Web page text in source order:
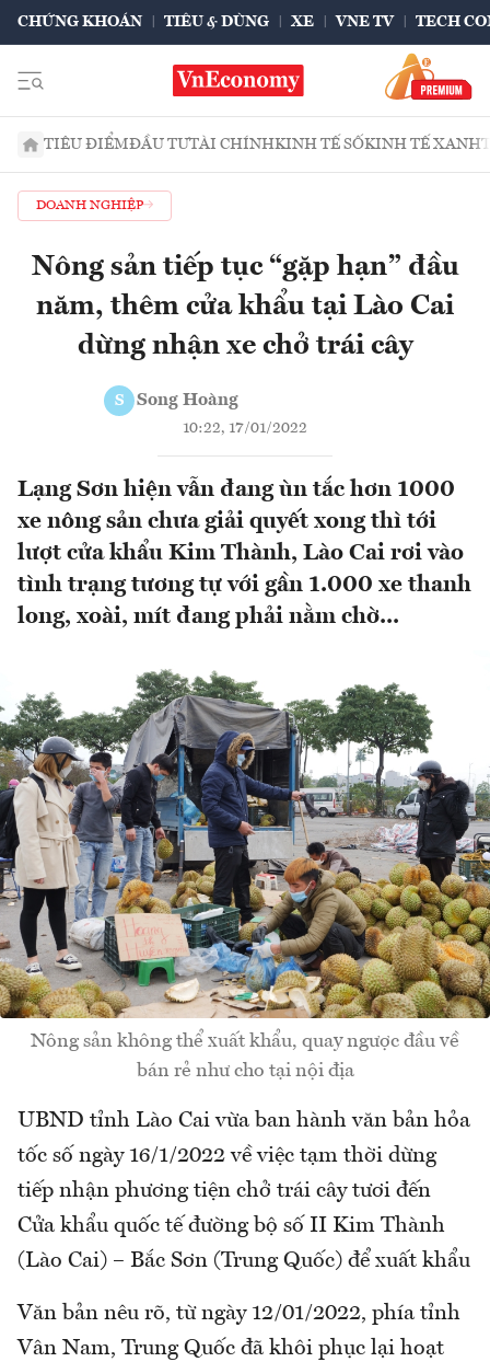
CHỨNG KHOÁN TIÊU & DÙNG XE VNE TV TECH
TIÊU ĐIỂMĐẦU TƯTÀI CHÍNHKINH TẾ SỐKINH TẾ XANH
DOANH NGHIỆP
Nông sản tiếp tục “gặp hạn” đầu
năm, thêm cửa khẩu tại Lào Cai
dừng nhận xe chở trái cây
S Song Hoàng
10:22, 17/01/2022
Lạng Sơn hiện vẫn đang ùn tắc hơn 1000
xe nông sản chưa giải quyết xong thì tới
lượt cửa khẩu Kim Thành, Lào Cai rơi vào
tình trạng tương tự với gần 1.000 xe thanh
long, xoài, mít đang phải nằm chờ...
Nông sản không thể xuất khẩu, quay ngược đầu về
bán rẻ như cho tại nội địa
UBND tỉnh Lào Cai vừa ban hành văn bản hỏa
tốc số ngày 16/1/2022 về việc tạm thời dừng
tiếp nhận phương tiện chở trái cây tươi đến
Cửa khẩu quốc tế đường bộ số II Kim Thành
(Lào Cai) – Bắc Sơn (Trung Quốc) để xuất khẩu
Văn bản nêu rõ, từ ngày 12/01/2022, phía tỉnh
Vân Nam, Trung Quốc đã khôi phục lại hoạt